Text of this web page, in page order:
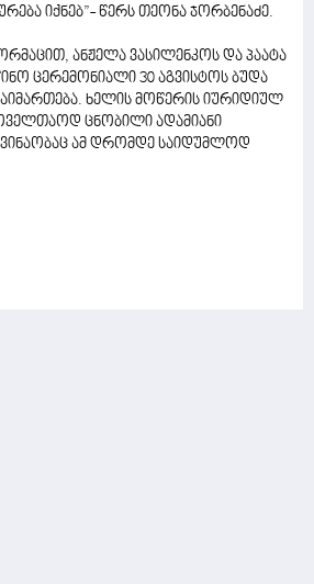
იქნებ”- წერს თეონა ჯორბენაძე.
ანჟელა ვასილენკოს და პაატა
ცერემონიალი 30 აგვისტოს ბუდა
ხელის მოწერის იურიდიულ
ცნობილი ადამიანი
ამ დრომდე საიდუმლოდ